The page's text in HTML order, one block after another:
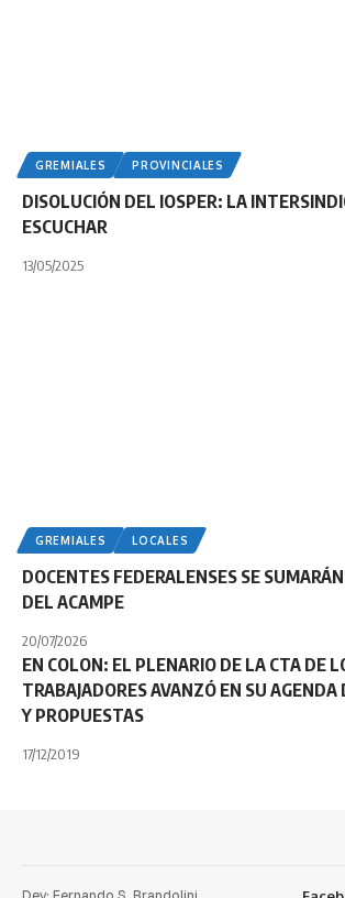
GREMIALES PROVINCIALES
DISOLUCIÓN DEL IOSPER: LA
ESCUCHAR
13/05/2025
GREMIALES LOCALES
DOCENTES FEDERALENSES SE
DEL ACAMPE
20/07/2026
EN COLON: EL PLENARIO DE LA CTA DE
TRABAJADORES AVANZÓ EN SU
Y PROPUESTAS
17/12/2019